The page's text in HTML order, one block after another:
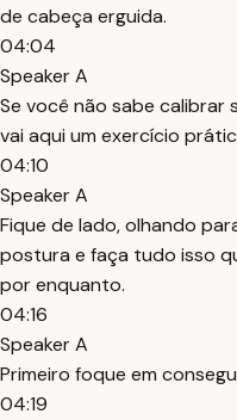
de cabeça erguida.
04:04
Speaker A
Se você não sabe calibrar
vai aqui um exercício
04:10
Speaker A
Fique de lado, olhando
postura e faça tudo isso
por enquanto.
04:16
Speaker A
Primeiro foque em
04:19